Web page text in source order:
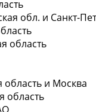
обл. и Санкт-
область
область и Москва
область